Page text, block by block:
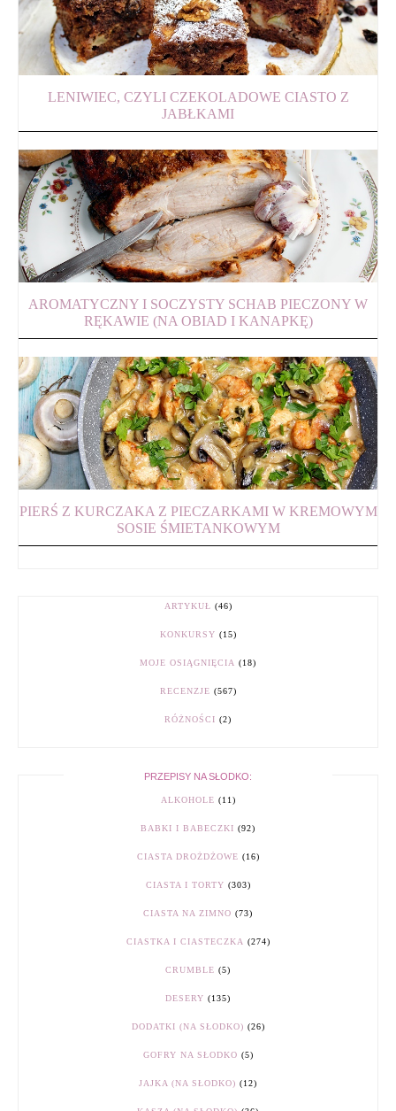
LENIWIEC, CZYLI CZEKOLADOWE CIASTO Z
JABŁKAMI
AROMATYCZNY I SOCZYSTY SCHAB PIECZONY W
RĘKAWIE (NA OBIAD I KANAPKĘ)
PIERŚ Z KURCZAKA Z PIECZARKAMI W KREMOWYM
SOSIE ŚMIETANKOWYM
ARTYKUŁ (46)
KONKURSY (15)
MOJE OSIĄGNIĘCIA (18)
RECENZJE (567)
RÓŻNOŚCI (2)
PRZEPISY NA SŁODKO:
ALKOHOLE (11)
BABKI I BABECZKI (92)
CIASTA DROŻDŻOWE (16)
CIASTA I TORTY (303)
CIASTA NA ZIMNO (73)
CIASTKA I CIASTECZKA (274)
CRUMBLE (5)
DESERY (135)
DODATKI (NA SŁODKO) (26)
GOFRY NA SŁODKO (5)
JAJKA (NA SŁODKO) (12)